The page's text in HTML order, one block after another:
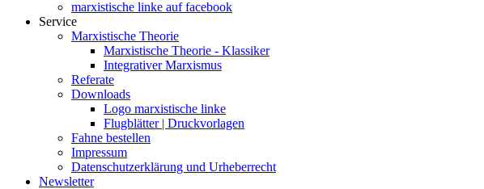
marxistische linke auf facebook
Service
Marxistische Theorie
Marxistische Theorie - Klassiker
Integrativer Marxismus
Referate
Downloads
Logo marxistische linke
Flugblätter | Druckvorlagen
Fahne bestellen
Impressum
Datenschutzerklärung und Urheberrecht
Newsletter